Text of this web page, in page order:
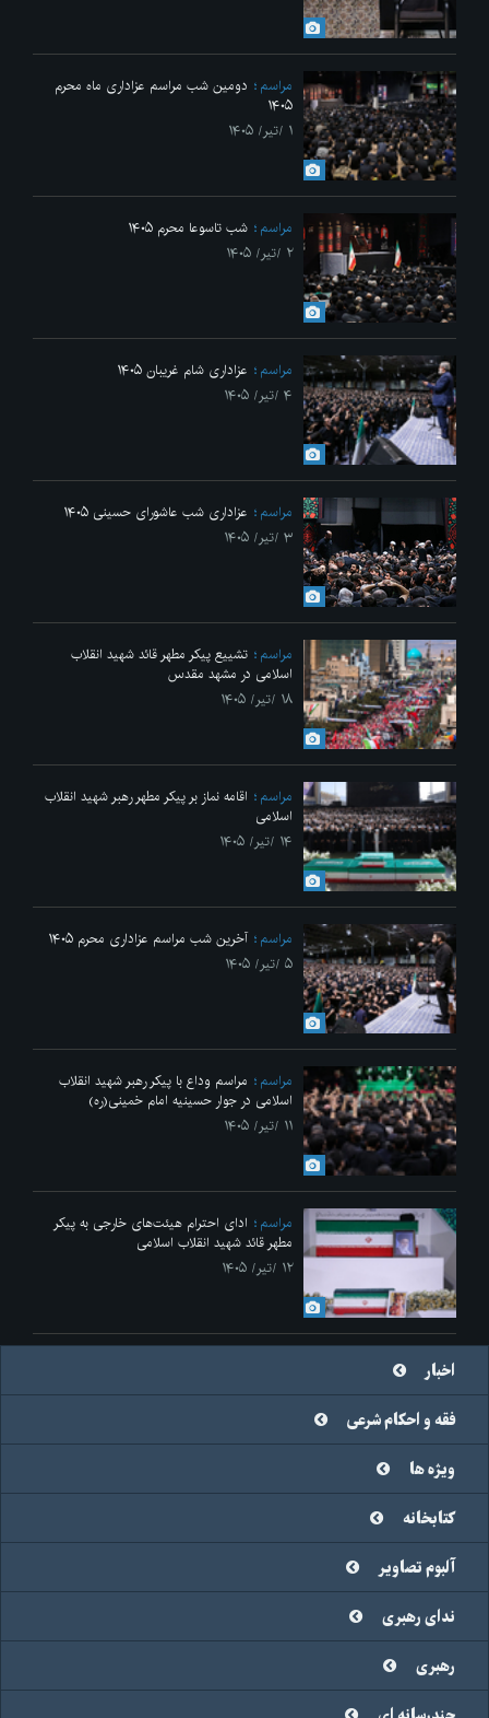
مراسم
دومین شب مراسم عزاداری ماه محرم
۱۴۰۵
۱ /تیر/ ۱۴۰۵
مراسم
شب تاسوعا محرم ۱۴۰۵
۲ /تیر/ ۱۴۰۵
مراسم
عزاداری شام غریبان ۱۴۰۵
۴ /تیر/ ۱۴۰۵
مراسم
عزاداری شب عاشورای حسینی ۱۴۰۵
۳ /تیر/ ۱۴۰۵
مراسم
تشییع پیکر مطهر قائد شهید انقلاب
اسلامی در مشهد مقدس
۱۸ /تیر/ ۱۴۰۵
مراسم
اقامه نماز بر پیکر مطهر رهبر شهید انقلاب
اسلامی
۱۴ /تیر/ ۱۴۰۵
مراسم
آخرین شب مراسم عزاداری محرم ۱۴۰۵
۵ /تیر/ ۱۴۰۵
مراسم
مراسم وداع با پیکر رهبر شهید انقلاب
اسلامی در جوار حسینیه امام خمینی(ره)
۱۱ /تیر/ ۱۴۰۵
مراسم
ادای احترام هیئت‌های خارجی به پیکر
مطهر قائد شهید انقلاب اسلامی
۱۲ /تیر/ ۱۴۰۵
اخبار
فقه و احکام شرعی
ویژه ها
کتابخانه
آلبوم تصاویر
ندای رهبری
رهبری